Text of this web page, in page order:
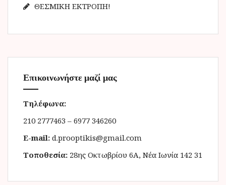
ΘΕΣΜΙΚΗ ΕΚΤΡΟΠΗ!
Επικοινωνήστε μαζί μας
Τηλέφωνα:
210 2777463 – 6977 346260
E-mail: d.prooptikis@gmail.com
Τοποθεσία: 28ης Οκτωβρίου 6Α, Νέα Ιωνία 142 31